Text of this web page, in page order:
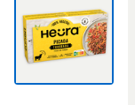
3. patatas
4.